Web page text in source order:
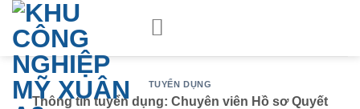
Skip
content
TUYỂN DỤNG
Thông tin tuyển dụng: Chuyên viên Hồ sơ Quyết